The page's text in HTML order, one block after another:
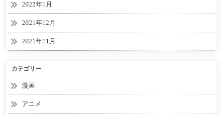
2022年1月
2021年12月
2021年11月
カテゴリー
漫画
アニメ